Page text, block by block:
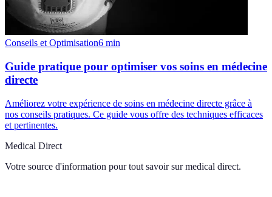
Conseils et Optimisation6 min
Guide pratique pour optimiser vos soins en médecine
directe
Améliorez votre expérience de soins en médecine directe grâce à
nos conseils pratiques. Ce guide vous offre des techniques efficaces
et pertinentes.
Medical Direct
Votre source d'information pour tout savoir sur medical direct.